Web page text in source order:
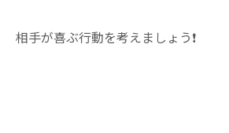
相手が喜ぶ行動を考えましょう❗